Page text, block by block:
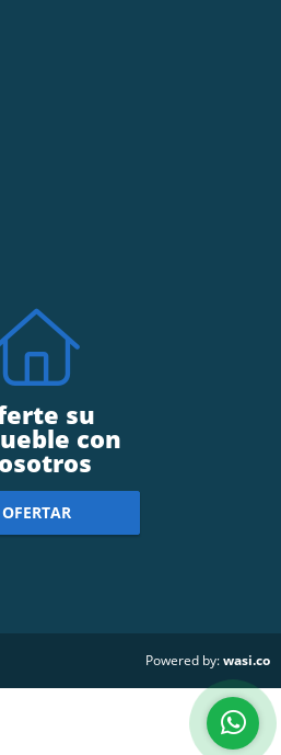
su
con
OFERTAR
Powered by:wasi.co